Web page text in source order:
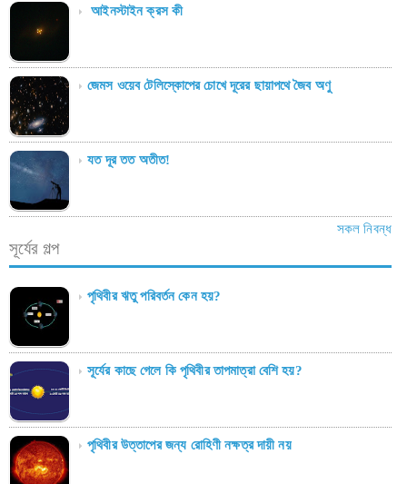
আইনস্টাইন ক্রস কী
জেমস ওয়েব টেলিস্কোপের চোখে দূরের ছায়াপথে জৈব অণু
যত দূর তত অতীত!
সকল নিবন্ধ
সূর্যের গল্প
পৃথিবীর ঋতু পরিবর্তন কেন হয়?
সূর্যের কাছে গেলে কি পৃথিবীর তাপমাত্রা বেশি হয়?
পৃথিবীর উত্তাপের জন্য রোহিণী নক্ষত্র দায়ী নয়